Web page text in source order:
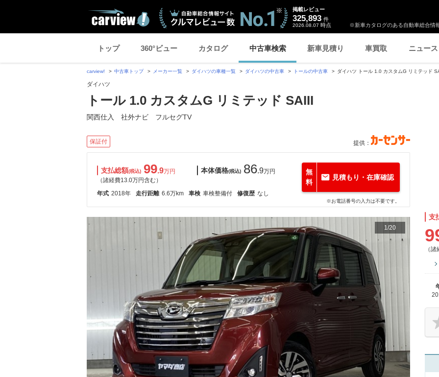
※新車カタログのある自動車総合情
掲載レビュー
325,893 件
2026.08.07 時点
トップ 360°ビュー カタログ 中古車検索 新車見積り 車買取 ニュース
carview! 中古車トップ メーカー一覧 ダイハツの車種一覧 ダイハツの中古車 トールの中古車 ダイハツ トール 1.0 カスタムG リミテッ
ダイハツ
トール 1.0 カスタムG リミテッド SAIII
関西仕入 社外ナビ フルセグTV
保証付 提供：
支払総額(税込) 99.9万円
（諸経費13.0万円含む）
本体価格(税込) 86.9万円
年式 2018年 走行距離 6.6万km 車検 車検整備付 修復歴 なし
無
料
見積もり・在庫確認
※お電話番号の入力は不要です。
1/20
支
（